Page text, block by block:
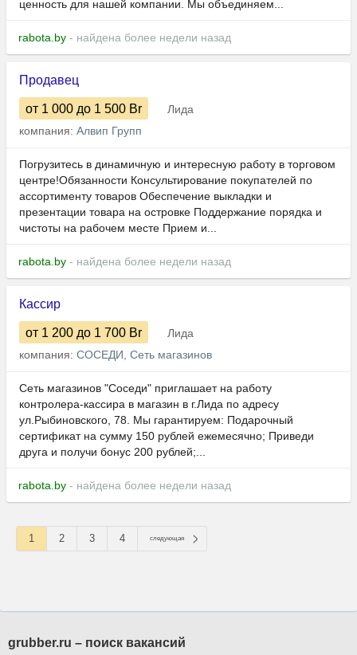
ценность для нашей компании. Мы объединяем...
rabota.by - найдена более недели назад
Продавец
от 1 000 до 1 500 Br
Лида
компания: Алвип Групп
Погрузитесь в динамичную и интересную работу в торговом
центре!Обязанности Консультирование покупателей по
ассортименту товаров Обеспечение выкладки и
презентации товара на островке Поддержание порядка и
чистоты на рабочем месте Прием и...
rabota.by - найдена более недели назад
Кассир
от 1 200 до 1 700 Br
Лида
компания: СОСЕДИ, Сеть магазинов
Сеть магазинов "Соседи" приглашает на работу
контролера-кассира в магазин в г.Лида по адресу
ул.Рыбиновского, 78. Мы гарантируем: Подарочный
сертификат на сумму 150 рублей ежемесячно; Приведи
друга и получи бонус 200 рублей;...
rabota.by - найдена более недели назад
1 2 3 4 следующая
grubber.ru – поиск вакансий